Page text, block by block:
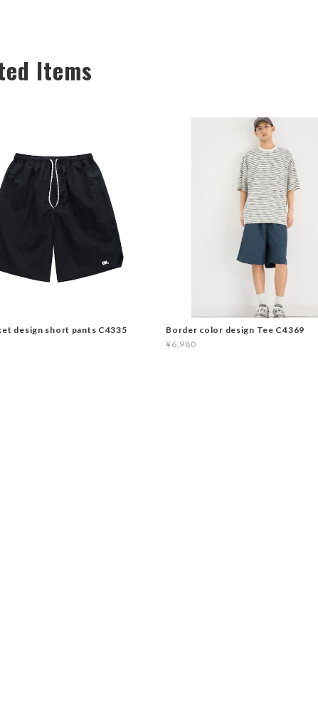
Items
design short pants C4335
Border color design Tee C4369
¥6,980